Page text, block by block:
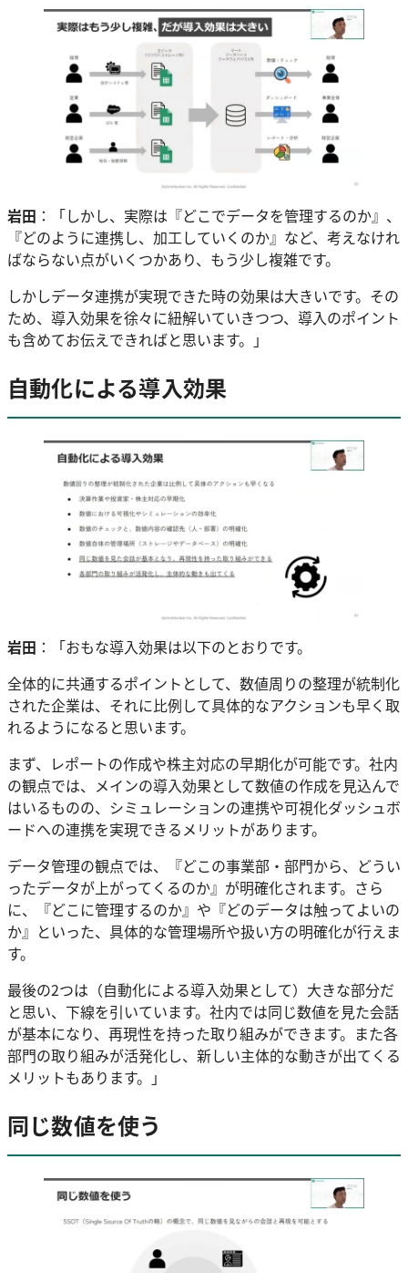
岩田 ：「しかし、実際は『どこでデータを管理するのか』、
『どのように連携し、加工していくのか』など、考えなけれ
ばならない点がいくつかあり、もう少し複雑です。
しかしデータ連携が実現できた時の効果は大きいです。その
ため、導入効果を徐々に紐解いていきつつ、導入のポイント
も含めてお伝えできればと思います。」
自動化による導入効果
岩田 ：「おもな導入効果は以下のとおりです。
全体的に共通するポイントとして、数値周りの整理が統制化
された企業は、それに比例して具体的なアクションも早く取
れるようになると思います。
まず、レポートの作成や株主対応の早期化が可能です。社内
の観点では、メインの導入効果として数値の作成を見込んで
はいるものの、シミュレーションの連携や可視化ダッシュボ
ードへの連携を実現できるメリットがあります。
データ管理の観点では、『どこの事業部・部門から、どうい
ったデータが上がってくるのか』が明確化されます。さら
に、『どこに管理するのか』や『どのデータは触ってよいの
か』といった、具体的な管理場所や扱い方の明確化が行えま
す。
最後の2つは（自動化による導入効果として）大きな部分だ
と思い、下線を引いています。社内では同じ数値を見た会話
が基本になり、再現性を持った取り組みができます。また各
部門の取り組みが活発化し、新しい主体的な動きが出てくる
メリットもあります。」
同じ数値を使う